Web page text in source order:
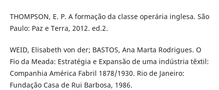
THOMPSON, E. P. A formação da classe operária inglesa. São
Paulo: Paz e Terra, 2012. ed.2.
WEID, Elisabeth von der; BASTOS, Ana Marta Rodrigues. O
Fio da Meada: Estratégia e Expansão de uma indústria têxtil:
Companhia América Fabril 1878/1930. Rio de Janeiro:
Fundação Casa de Rui Barbosa, 1986.